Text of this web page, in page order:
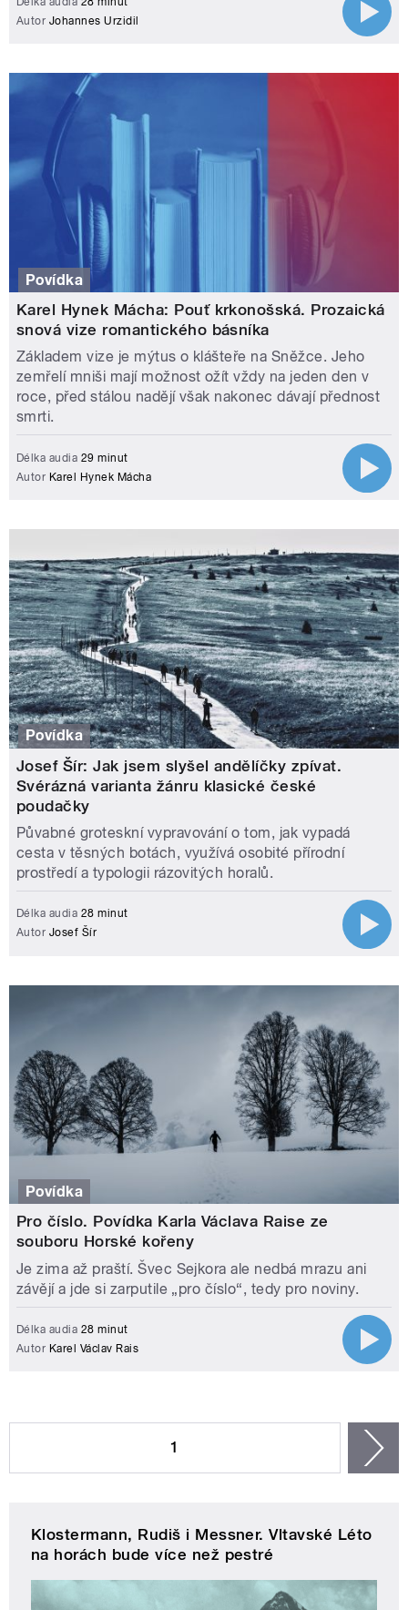
Autor Johannes Urzidil
Povídka
Karel Hynek Mácha: Pouť krkonošská. Prozaická
snová vize romantického básníka
Základem vize je mýtus o klášteře na Sněžce. Jeho
zemřelí mniši mají možnost ožít vždy na jeden den v
roce, před stálou nadějí však nakonec dávají přednost
smrti.
Délka audia 29 minut
Autor Karel Hynek Mácha
Povídka
Josef Šír: Jak jsem slyšel andělíčky zpívat.
Svérázná varianta žánru klasické české
poudačky
Půvabné groteskní vypravování o tom, jak vypadá
cesta v těsných botách, využívá osobité přírodní
prostředí a typologii rázovitých horalů.
Délka audia 28 minut
Autor Josef Šír
Povídka
Pro číslo. Povídka Karla Václava Raise ze
souboru Horské kořeny
Je zima až praští. Švec Sejkora ale nedbá mrazu ani
závějí a jde si zarputile „pro číslo“, tedy pro noviny.
Délka audia 28 minut
Autor Karel Václav Rais
1
Klostermann, Rudiš i Messner. Vltavské Léto
na horách bude více než pestré